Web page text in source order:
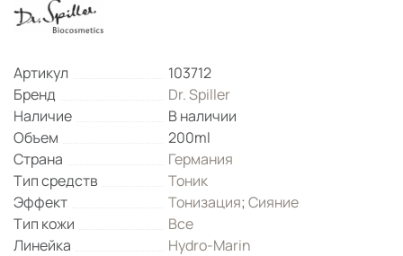
Артикул
103712
Бренд
Dr. Spiller
Наличие
В наличии
Объем
200ml
Страна
Германия
Тип средств
Тоник
Эффект
Тонизация;Сияние
Тип кожи
Все
Линейка
Hydro-Marin